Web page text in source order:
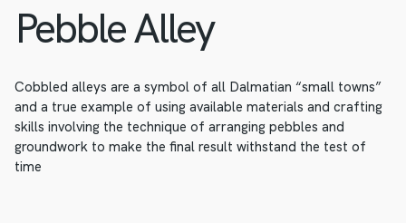
Pebble Alley
Cobbled alleys are a symbol of all Dalmatian “small towns”
and a true example of using available materials and crafting
skills involving the technique of arranging pebbles and
groundwork to make the final result withstand the test of
time